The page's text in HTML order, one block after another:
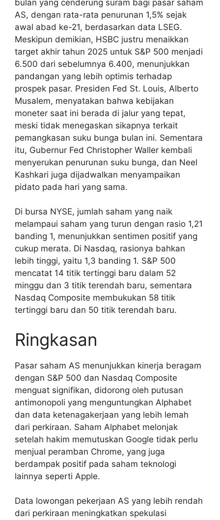
bulan yang cenderung suram bagi pasar saham
AS, dengan rata-rata penurunan 1,5% sejak
awal abad ke-21, berdasarkan data LSEG.
Meskipun demikian, HSBC justru menaikkan
target akhir tahun 2025 untuk S&P 500 menjadi
6.500 dari sebelumnya 6.400, menunjukkan
pandangan yang lebih optimis terhadap
prospek pasar. Presiden Fed St. Louis, Alberto
Musalem, menyatakan bahwa kebijakan
moneter saat ini berada di jalur yang tepat,
meski tidak menegaskan sikapnya terkait
pemangkasan suku bunga bulan ini. Sementara
itu, Gubernur Fed Christopher Waller kembali
menyerukan penurunan suku bunga, dan Neel
Kashkari juga dijadwalkan menyampaikan
pidato pada hari yang sama.
Di bursa NYSE, jumlah saham yang naik
melampaui saham yang turun dengan rasio 1,21
banding 1, menunjukkan sentimen positif yang
cukup merata. Di Nasdaq, rasionya bahkan
lebih tinggi, yaitu 1,3 banding 1. S&P 500
mencatat 14 titik tertinggi baru dalam 52
minggu dan 3 titik terendah baru, sementara
Nasdaq Composite membukukan 58 titik
tertinggi baru dan 50 titik terendah baru.
Ringkasan
Pasar saham AS menunjukkan kinerja beragam
dengan S&P 500 dan Nasdaq Composite
menguat signifikan, didorong oleh putusan
antimonopoli yang menguntungkan Alphabet
dan data ketenagakerjaan yang lebih lemah
dari perkiraan. Saham Alphabet melonjak
setelah hakim memutuskan Google tidak perlu
menjual peramban Chrome, yang juga
berdampak positif pada saham teknologi
lainnya seperti Apple.
Data lowongan pekerjaan AS yang lebih rendah
dari perkiraan meningkatkan spekulasi